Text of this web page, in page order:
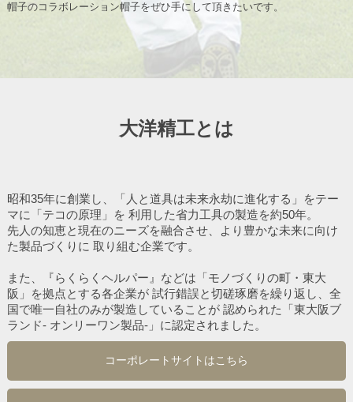
帽子のコラボレーション帽子をぜひ手にして頂きたいです。
大洋精工とは
昭和35年に創業し、「人と道具は未来永劫に進化する」をテー
マに「テコの原理」を 利用した省力工具の製造を約50年。
先人の知恵と現在のニーズを融合させ、より豊かな未来に向け
た製品づくりに 取り組む企業です。
また、『らくらくヘルパー』などは「モノづくりの町・東大
阪」を拠点とする各企業が試行錯誤と切磋琢磨を繰り返し、全
国で唯一自社のみが製造していることが認められた「東大阪ブ
ランド- オンリーワン製品-」に認定されました。
コーポレートサイトはこちら